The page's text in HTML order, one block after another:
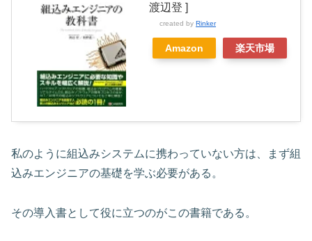
渡辺登 ]
created by Rinker
Amazon 楽天市場
私のように組込みシステムに携わっていない方は、まず組
込みエンジニアの基礎を学ぶ必要がある。
その導入書として役に立つのがこの書籍である。